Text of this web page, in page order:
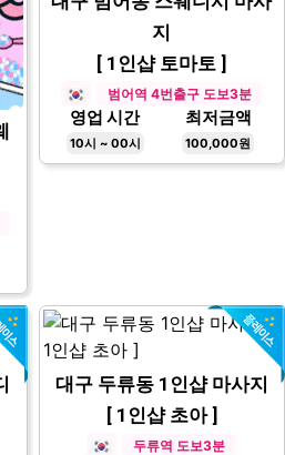
지
[ 1인샵 토마토 ]
범어역 4번출구 도보3분
영업 시간
10시 ~ 00시
최저금액
100,000원
대구 두류동 1인샵 마사지
[ 1인샵 초아 ]
두류역 도보3분